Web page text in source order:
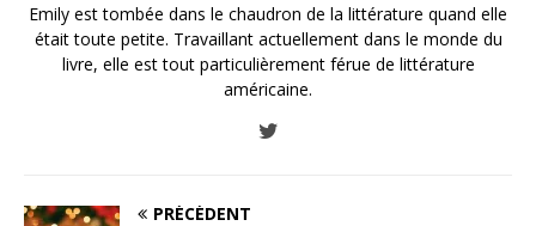
Emily est tombée dans le chaudron de la littérature quand elle
était toute petite. Travaillant actuellement dans le monde du
livre, elle est tout particulièrement férue de littérature
américaine.
PRÉCÉDENT